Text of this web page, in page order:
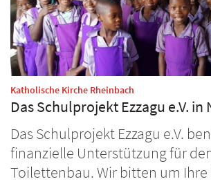
Katholische Kirche Rheinbach
Das Schulprojekt Ezzagu e.V. in
Das Schulprojekt Ezzagu e.V.
finanzielle Unterstützung für
Toilettenbau. Wir bitten um Ihre